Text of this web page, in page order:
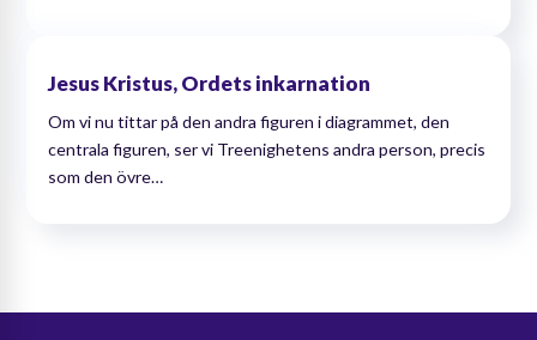
Jesus Kristus, Ordets inkarnation
Om vi ​​nu tittar på den andra figuren i diagrammet, den
centrala figuren, ser vi Treenighetens andra person, precis
som den övre…